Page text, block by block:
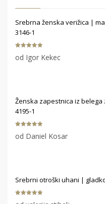
Srebrna ženska verižica |
3146-1
od 5
od Igor Kekec
Ženska zapestnica iz
4195-1
od 5
od Daniel Kosar
Srebrni otroški uhani |